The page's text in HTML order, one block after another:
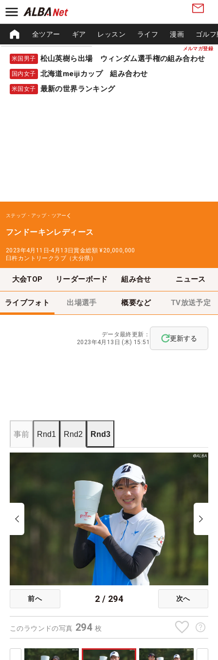
メルマガ登録
全ツアー ギア レッスン ライフ 漫画 ゴル
米国男子 松山英樹ら出場 ウィンダム選手権の組み合わせ
国内女子 北海道meijiカップ 組み合わせ
米国女子 最新の世界ランキング
ステップ・アップ・ツアー
フンドーキンレディース
2023年4月11日-4月13日賞金総額 ¥20,000,000
臼杵カントリークラブ（大分県）
大会TOP リーダーボード 組み合せ ニュース
ライブフォト 出場選手 概要など TV放送予定
データ最終更新：
2023年4月13日 (木) 15:51
更新する
事前 Rnd1 Rnd2 Rnd3
前へ 2 / 294 次へ
このラウンドの写真 294 枚